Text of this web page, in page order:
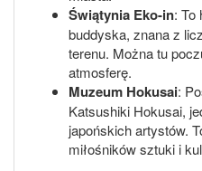
Świątynia Eko-in: To
buddyska, znana z
terenu. Można tu
atmosferę.
Muzeum Hokusai:
Katsushiki Hokusai,
japońskich artystów.
miłośników sztuki i